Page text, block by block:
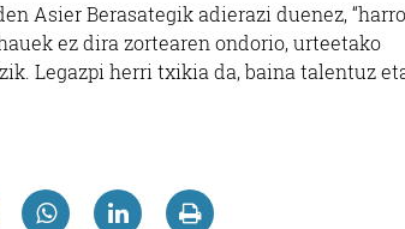
Asier Berasategik adierazi duenez, “harro
ez dira zortearen ondorio, urteetako
Legazpi herri txikia da, baina talentuz